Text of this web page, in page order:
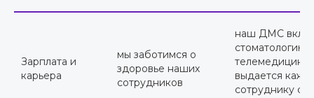
Зарплата и
карьера
мы заботимся о
здоровье наших
сотрудников
наш ДМС
стоматологию
телемедицину
выдается
сотруднику с 1